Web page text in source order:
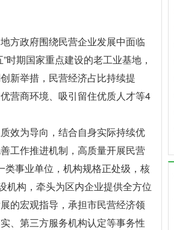
方政府围绕民营企业发展中面临
期国家重点建设的老工业基地，
新举措，民营经济占比持续提
营商环境、吸引留住优质人才等4
效为导向，结合自身实际持续优
工作推进机制，高质量开展民营
事业单位，机构规格正处级，核
机构，牵头为区内企业提供全方位
的宏观指导，承担市民营经济领
、第三方服务机构认定等事务性